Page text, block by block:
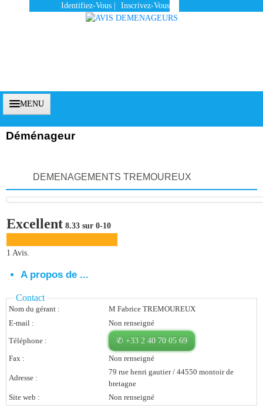
Identifiez-Vous Inscrivez-Vous
MENU
Vous Êtes Un Client
Qui Sommes-Nous ?
Pourquoi Nous Faire Confiance ?
Vous Êtes Une Société
Comment Ça Marche ?
Quels Bénéfices Pour Ma Société ?
Témoignages Adhérents
Comment S’inscrire ?
Donnez Votre Avis
Déménageur
DEMENAGEMENTS TREMOUREUX
Excellent 8.33 sur 0-10
1 Avis.
A propos de ...
Contact
Nom du gérant :
M Fabrice TREMOUREUX
E-mail :
Non renseigné
Téléphone :
✆ +33 2 40 70 05 69
Fax :
Non renseigné
Adresse :
79 rue henri gautier / 44550 montoir de
bretagne
Site web :
Non renseigné